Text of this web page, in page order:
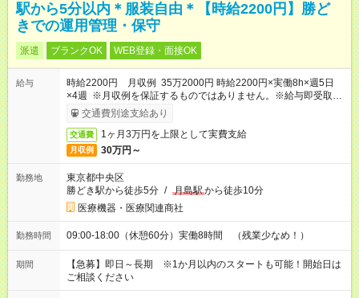
駅から5分以内＊服装自由＊【時給2200円】勝ど
きでの運用管理・保守
派遣 ブランクOK WEB登録・面接OK
給与
時給2200円 月収例 35万2000円 時給2200円×実働8h×週5日
×4週 ※月収例を保証するものではありません。※給与即受取り
サービス利用可（利用条件有）
交通費別途支給あり
交通費 1ヶ月3万円を上限として実費支給
月収例 30万円～
勤務地
東京都中央区
勝どき駅から徒歩5分 / 月島駅から徒歩10分
医療機器・医療関連商社
勤務時間 09:00-18:00（休憩60分）実働8時間 （残業少なめ！）
期間
【急募】即日～長期 ※1か月以内のスタートも可能！開始日は
ご相談ください